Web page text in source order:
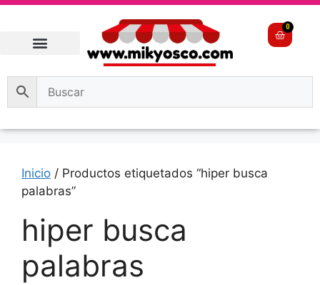
0
Inicio / Productos etiquetados “hiper busca
palabras”
hiper busca
palabras